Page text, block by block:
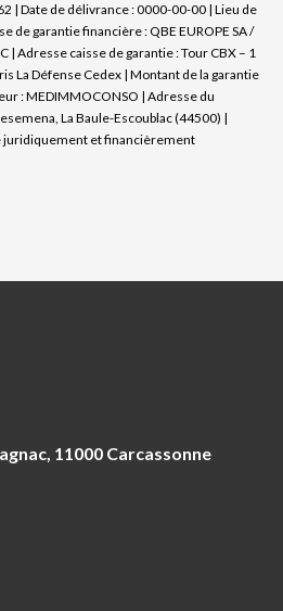
| Date de délivrance : 0000-00-00 | Lieu de
de garantie financière : QBE EUROPE SA /
| Adresse caisse de garantie : Tour CBX – 1
La Défense Cedex | Montant de la garantie
: MEDIMMOCONSO | Adresse du
La Baule-Escoublac (44500) |
juridiquement et financièrement
11000 Carcassonne